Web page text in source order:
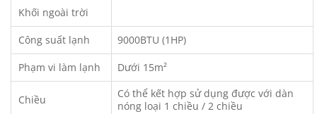
Khối ngoài trời
Công suất lạnh 9000BTU (1HP)
Phạm vi làm lạnh Dưới 15m²
Chiều
Có thể kết hợp sử dụng được với dàn
nóng loại 1 chiều / 2 chiều